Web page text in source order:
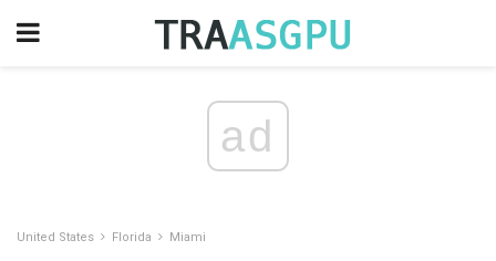
ad
United States Florida Miami